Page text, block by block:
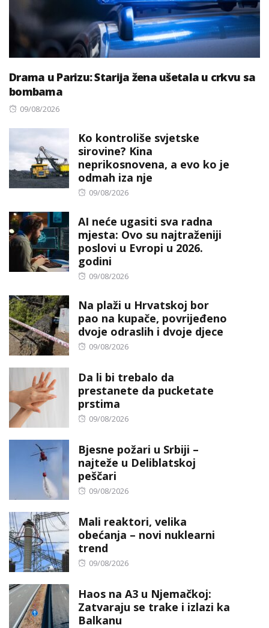
Drama u Parizu: Starija žena ušetala u crkvu sa
bombama
Posted
09/08/2026
Ko kontroliše svjetske
sirovine? Kina
neprikosnovena, a evo ko je
odmah iza nje
Posted
09/08/2026
AI neće ugasiti sva radna
mjesta: Ovo su najtraženiji
poslovi u Evropi u 2026.
godini
Posted
09/08/2026
Na plaži u Hrvatskoj bor
pao na kupače, povrijeđeno
dvoje odraslih i dvoje djece
Posted
09/08/2026
Da li bi trebalo da
prestanete da pucketate
prstima
Posted
09/08/2026
Bjesne požari u Srbiji –
najteže u Deliblatskoj
peščari
Posted
09/08/2026
Mali reaktori, velika
obećanja – novi nuklearni
trend
Posted
09/08/2026
Haos na A3 u Njemačkoj:
Zatvaraju se trake i izlazi ka
Balkanu